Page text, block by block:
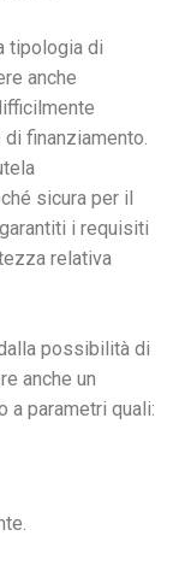
tipologia di
anche
finanziamento.
sicura per il
i requisiti
relativa
possibilità di
anche un
a parametri quali: